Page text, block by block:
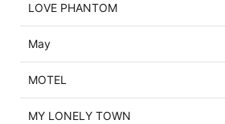
LOVE PHANTOM
May
MOTEL
MY LONELY TOWN